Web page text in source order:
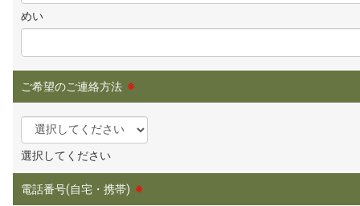
めい
ご希望のご連絡方法 ※
選択してください
電話番号(自宅・携帯) ※